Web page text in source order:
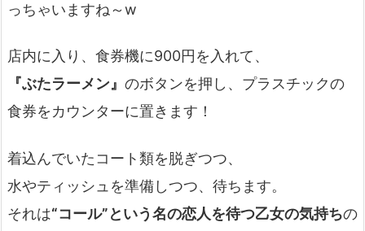
っちゃいますね～w
店内に入り、食券機に900円を入れて、
『ぶたラーメン』 のボタンを押し、プラスチックの
食券をカウンターに置きます！
着込んでいたコート類を脱ぎつつ、
水やティッシュを準備しつつ、待ちます。
それは“コール”という名の恋人を待つ乙女の気持ちの